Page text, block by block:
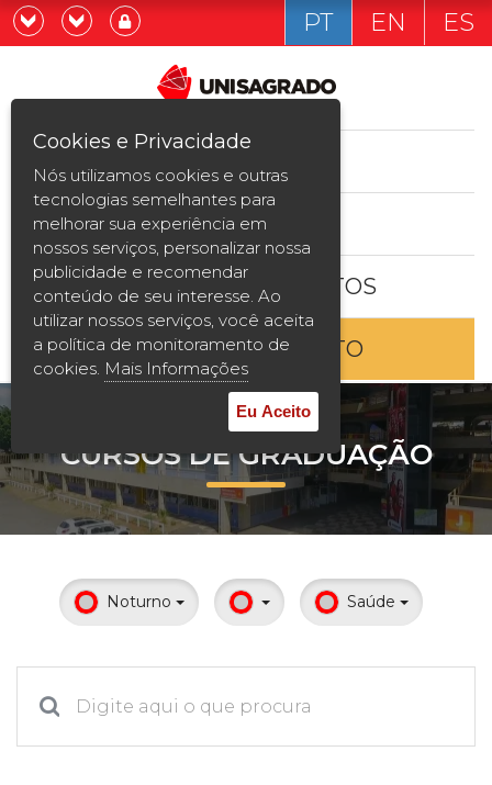
Graduação
Pós-graduação e MBA
Curta Duração
Vestibular
2ª Graduação
Transferência
Reingresso
Prouni
Desconto de pontualidade
Calendário acadêmico
Já sou estudande
Quero ser estudante
PT EN ES
ESTUDE AQUI
BOLSAS E DESCONTOS
ENTRE EM CONTATO
CURSOS DE GRADUAÇÃO
Noturno Saúde
Cookies e Privacidade
Nós utilizamos cookies e outras
tecnologias semelhantes para
melhorar sua experiência em
nossos serviços, personalizar nossa
publicidade e recomendar
conteúdo de seu interesse. Ao
utilizar nossos serviços, você aceita
a política de monitoramento de
cookies. Mais Informações
Eu Aceito